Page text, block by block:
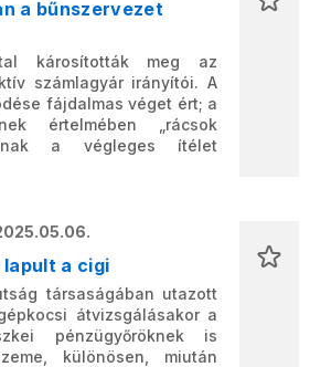
a bűnszervezet
károsították meg az
számlagyár irányítói. A
fájdalmas véget ért; a
értelmében „rácsok
a végleges ítélet
lapult a cigi
társaságában utazott
átvizsgálásakor a
pénzügyőröknek is
különösen, miután